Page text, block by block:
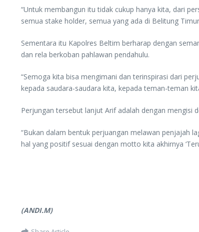
“Untuk membangun itu tidak cukup hanya kita, dari
semua stake holder, semua yang ada di Belitung
Sementara itu Kapolres Beltim berharap dengan
dan rela berkoban pahlawan pendahulu.
“Semoga kita bisa mengimani dan terinspirasi dari
kepada saudara-saudara kita, kepada teman-teman
Perjungan tersebut lanjut Arif adalah dengan mengisi
“Bukan dalam bentuk perjuangan melawan penjajah
hal yang positif sesuai dengan motto kita akhirnya
(ANDI.M)